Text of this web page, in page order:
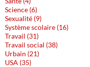
Science (6)
Sexualité (9)
Système scolaire (16)
Travail (31)
Travail social (38)
Urbain (21)
USA (35)